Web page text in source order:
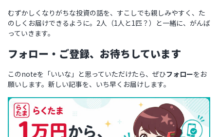
むずかしくなりがちな投資の話を、すこしでも親しみやすく、た
のしくお届けできるように。2人（1人と1匹？）と一緒に、がんば
っていきます。
フォロー・ご登録、お待ちしています
このnoteを「いいな」と思っていただけたら、ぜひフォローをお
願いします。新しい記事を、いち早くお届けします。